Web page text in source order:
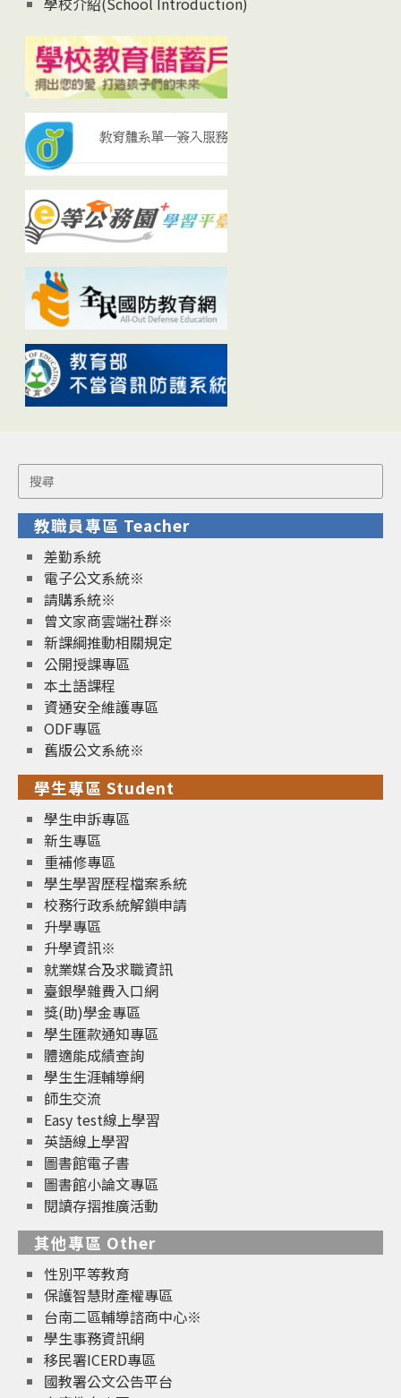
Search
for:
教職員專區 Teacher
差勤系統
電子公文系統※
請購系統※
曾文家商雲端社群※
新課綱推動相關規定
公開授課專區
本土語課程
資通安全維護專區
ODF專區
舊版公文系統※
學生專區 Student
學生申訴專區
新生專區
重補修專區
學生學習歷程檔案系統
校務行政系統解鎖申請
升學專區
升學資訊※
就業媒合及求職資訊
臺銀學雜費入口網
獎(助)學金專區
學生匯款通知專區
體適能成績查詢
學生生涯輔導網
師生交流
Easy test線上學習
英語線上學習
圖書館電子書
圖書館小論文專區
閱讀存摺推廣活動
其他專區 Other
性別平等教育
保護智慧財產權專區
台南二區輔導諮商中心※
學生事務資訊網
移民署ICERD專區
國教署公文公告平台